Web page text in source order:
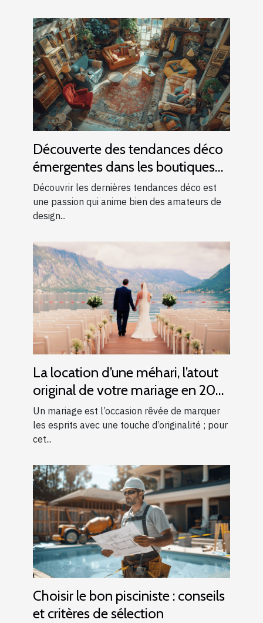
Découverte des tendances déco
émergentes dans les boutiques
locales
Découvrir les dernières tendances déco est
une passion qui anime bien des amateurs de
design...
La location d’une méhari, l’atout
original de votre mariage en 2025
!Un mariage est l’occasion rêvée de marquer
les esprits avec une touche d’originalité ; pour
cet...
Choisir le bon pisciniste : conseils
et critères de sélection